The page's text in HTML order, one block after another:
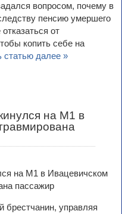
вопросом, почему в
пенсию умершего
от
копить себе на
статью далее »
на М1 в
брестчанин, управляя